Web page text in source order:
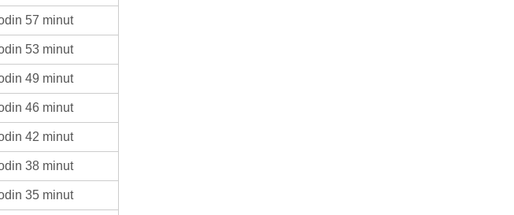
57 minut
53 minut
49 minut
46 minut
42 minut
38 minut
35 minut